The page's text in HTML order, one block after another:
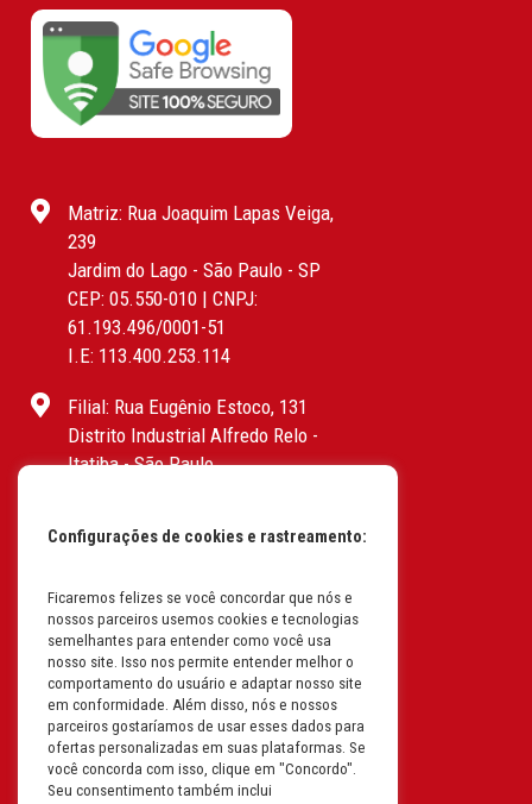
Matriz: Rua Joaquim Lapas Veiga,
239
Jardim do Lago - São Paulo - SP
CEP: 05.550-010 | CNPJ:
61.193.496/0001-51
I.E: 113.400.253.114
Filial: Rua Eugênio Estoco, 131
Distrito Industrial Alfredo Relo -
Itatiba - São Paulo
I.E: 382.096.357.1147
Filial: Av. Odila Chaves Rodrigues,
1277
Parque industrial RM - Condomínio
Therapark - Jundiaí - São Paulo
CEP: 13.213-087 | CNPJ:
61.193.496/0018-08
I.E: 407.642.800.114
Configurações de cookies e rastreamento:
Ficaremos felizes se você concordar que nós e
nossos parceiros usemos cookies e tecnologias
semelhantes para entender como você usa
nosso site. Isso nos permite entender melhor o
comportamento do usuário e adaptar nosso site
em conformidade. Além disso, nós e nossos
parceiros gostaríamos de usar esses dados para
ofertas personalizadas em suas plataformas. Se
você concorda com isso, clique em "Concordo".
Seu consentimento também inclui